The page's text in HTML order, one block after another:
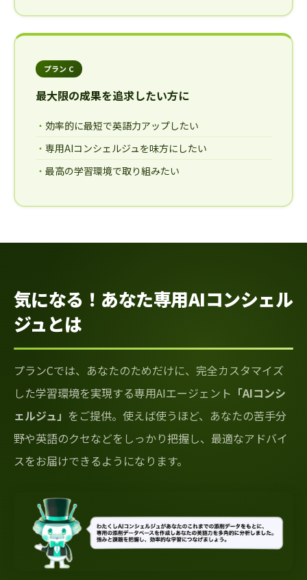
プラン C
最大限の成果を追求したい方に
効率的に最短で英語力アップしたい
専用AIコンシェルジュを味方にしたい
最高の学習環境で取り組みたい
気になる！あなた専用AIコンシェル
ジュとは
プランCでは、あなたのためだけに、完全カスタマイズ
した学習環境を実現する専用AIエージェント 「AIコンシ
ェルジュ」 をご提供。使えば使うほど、あなたの苦手分
野や英語のクセなどをしっかり把握し、最適なアドバイ
スをお届けできるようになります。